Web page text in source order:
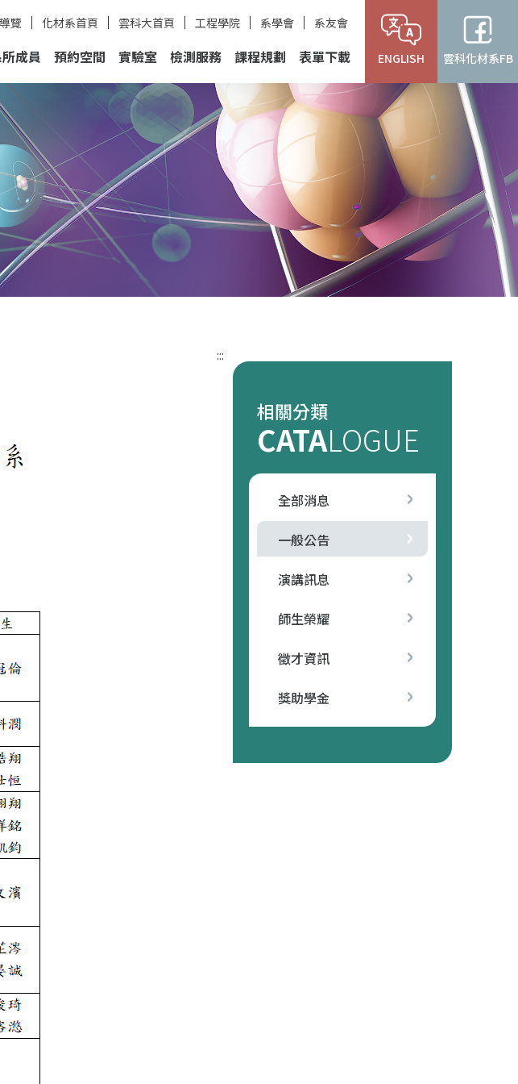
覽 化材系首頁 雲科大首頁 工程學院 系學會 系友會
成員 預約空間 實驗室 檢測服務 課程規劃 表單下載 ENGLISH 雲科化材系FB
:::
相關分類
CATALOGUE
全部消息
一般公告
演講訊息
師生榮耀
徵才資訊
獎助學金